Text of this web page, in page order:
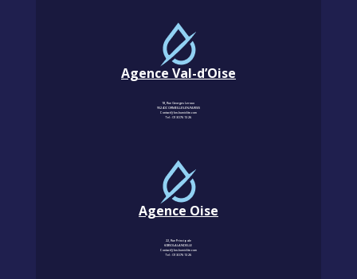
Agence Val-d’Oise
18, Rue Georges Leroux
95240 CORMEILLES-EN-PARISIS
Contact@km-humidite.com
Tel :01 30 76 13 26
Agence Oise
22, Rue Principale
60850 LALANDELLE
Contact@km-humidite.com
Tel :01 30 76 13 26